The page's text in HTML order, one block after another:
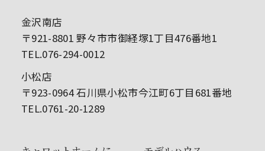
金沢南店
〒921-8801 野々市市御経塚1丁目476番地1
TEL.076-294-0012
小松店
〒923-0964 石川県小松市今江町6丁目681番地
TEL.0761-20-1289